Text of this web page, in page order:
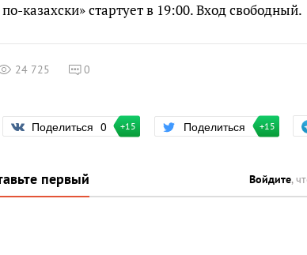
казахски» стартует в 19:00. Вход свободный.
24 725 0
Поделиться 0 +15 Поделиться +15
первый Войдите,